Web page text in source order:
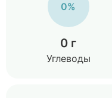
0%
0 г
Углеводы